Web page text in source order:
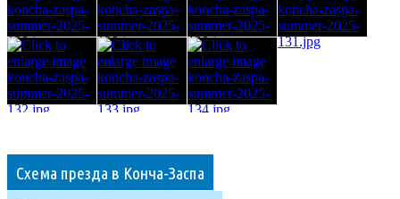
Схема презда в Конча-Заспа